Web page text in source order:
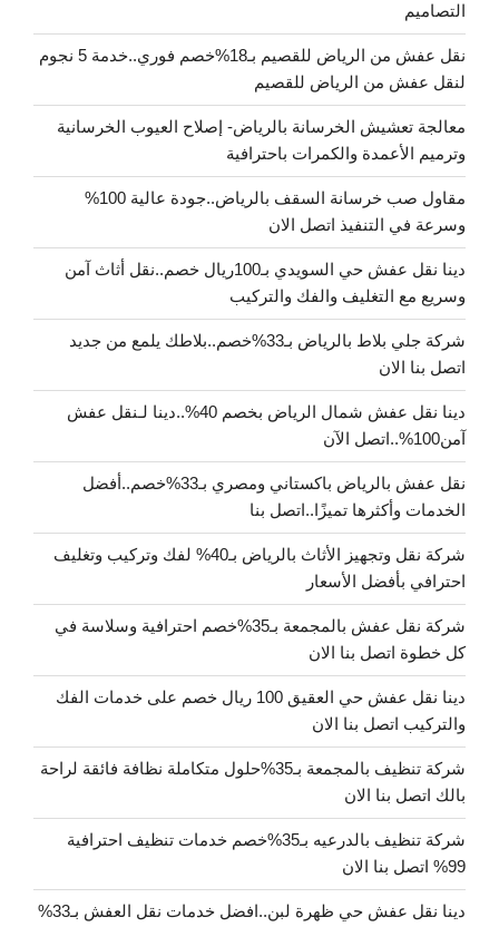
التصاميم
نقل عفش من الرياض للقصيم بـ18%خصم فوري..خدمة 5 نجوم
لنقل عفش من الرياض للقصيم
معالجة تعشيش الخرسانة بالرياض- إصلاح العيوب الخرسانية
وترميم الأعمدة والكمرات باحترافية
مقاول صب خرسانة السقف بالرياض..جودة عالية 100%
وسرعة في التنفيذ اتصل الان
دينا نقل عفش حي السويدي بـ100ريال خصم..نقل أثاث آمن
وسريع مع التغليف والفك والتركيب
شركة جلي بلاط بالرياض بـ33%خصم..بلاطك يلمع من جديد
اتصل بنا الان
دينا نقل عفش شمال الرياض بخصم 40%..دينا لـنقل عفش
آمن100%..اتصل الآن
نقل عفش بالرياض باكستاني ومصري بـ33%خصم..أفضل
الخدمات وأكثرها تميزًا..اتصل بنا
شركة نقل وتجهيز الأثاث بالرياض بـ40% لفك وتركيب وتغليف
احترافي بأفضل الأسعار
شركة نقل عفش بالمجمعة بـ35%خصم احترافية وسلاسة في
كل خطوة اتصل بنا الان
دينا نقل عفش حي العقيق 100 ريال خصم على خدمات الفك
والتركيب اتصل بنا الان
شركة تنظيف بالمجمعة بـ35%حلول متكاملة نظافة فائقة لراحة
بالك اتصل بنا الان
شركة تنظيف بالدرعيه بـ35%خصم خدمات تنظيف احترافية
99% اتصل بنا الان
دينا نقل عفش حي ظهرة لبن..افضل خدمات نقل العفش بـ33%